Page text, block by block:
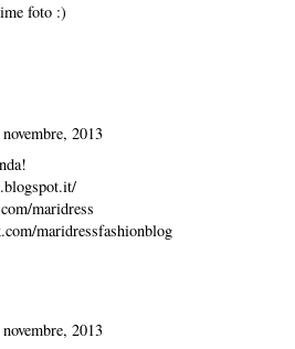
foto :)
2013
maridress
maridressfashionblog
2013